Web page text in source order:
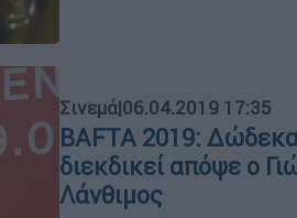
Σινεμά|06.04.2019 17:35
BAFTA 2019:
διεκδικεί απόψε ο
Λάνθιμος